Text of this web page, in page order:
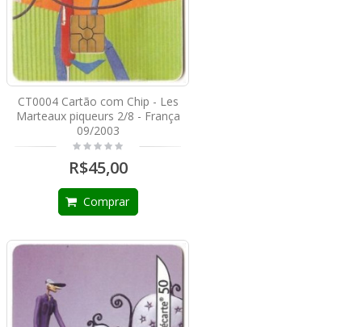
CT0004 Cartão com Chip - Les
Marteaux piqueurs 2/8 - França
09/2003
R$45,00
Comprar